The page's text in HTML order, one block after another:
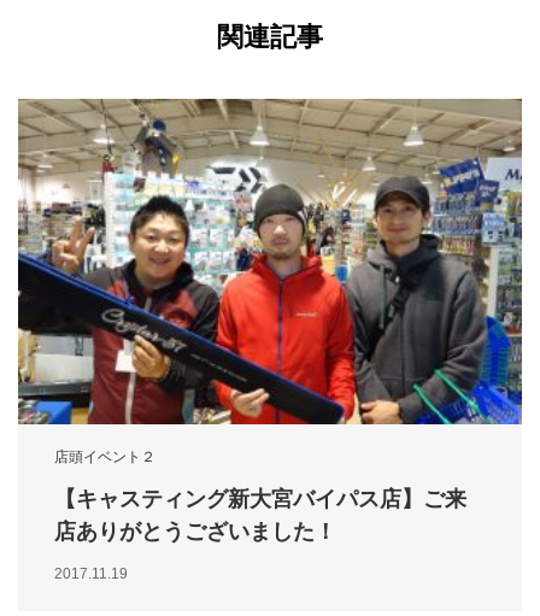
関連記事
店頭イベント２
【キャスティング新大宮バイパス店】ご来
店ありがとうございました！
2017.11.19